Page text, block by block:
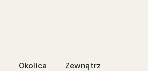
Okolica Zewnątrz